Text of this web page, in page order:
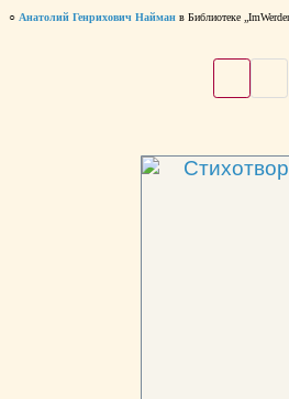
○ Анатолий Генрихович Найман в Библиотеке